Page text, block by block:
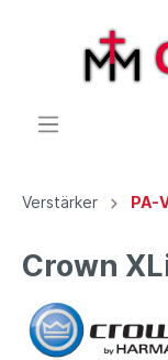
Verstärker PA-
Crown